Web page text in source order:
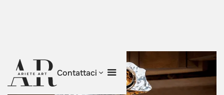
Contattaci